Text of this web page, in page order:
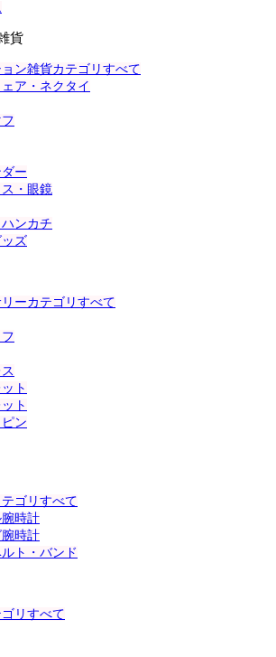
貨
ン雑貨カテゴリすべて
ア・ネクタイ
ー
・眼鏡
ンカチ
ズ
ーカテゴリすべて
ト
ト
ン
ゴリすべて
時計
時計
ト・バンド
リすべて